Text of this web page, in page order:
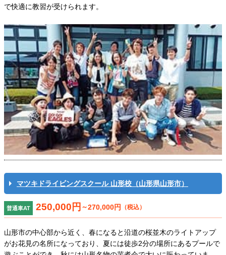
で快適に教習が受けられます。
マツキドライビングスクール 山形校（山形県山形市）
普通車AT 250,000円 ～270,000円 （税込）
山形市の中心部から近く、春になると沿道の桜並木のライトアップ
がお花見の名所になっており、夏には徒歩2分の場所にあるプールで